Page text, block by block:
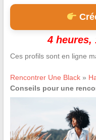
4 heures,
Ces profils sont en ligne
Rencontrer Une Black»
Conseils pour une